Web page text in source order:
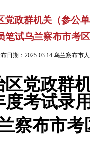
党政群机关（参公
笔试乌兰察布市考
布日期：2025-03-14 乌兰察布市
党政群
度考试录
察布市考